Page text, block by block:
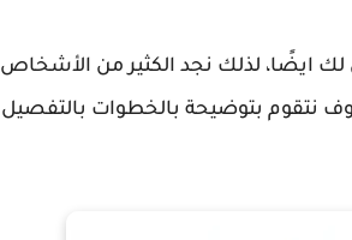
ايضًا، لذلك نجد الكثير من الأشخاص
في بين سبورت 2024، وهذا ما سوف نتقوم بتوضيحة بالخطوات بالتفصيل